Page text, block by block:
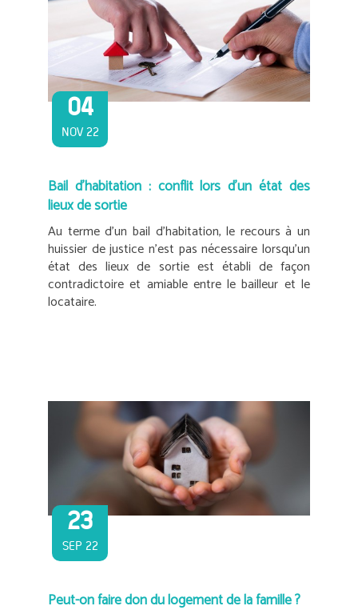
04
NOV 22
Bail d’habitation : conflit lors d’un état des
lieux de sortie
Au terme d’un bail d’habitation, le recours à un
huissier de justice n’est pas nécessaire lorsqu’un
état des lieux de sortie est établi de façon
contradictoire et amiable entre le bailleur et le
locataire.
23
SEP 22
Peut-on faire don du logement de la famille ?